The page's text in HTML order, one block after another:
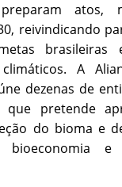
preparam atos,
reivindicando
climáticos. A
dezenas de
que pretende
do bioma e
e